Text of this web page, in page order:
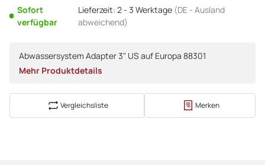
Sofort
verfügbar
Lieferzeit: 2 - 3 Werktage (DE - Ausland
abweichend)
Abwassersystem Adapter 3" US auf Europa 88301
Mehr Produktdetails
Vergleichsliste Merken